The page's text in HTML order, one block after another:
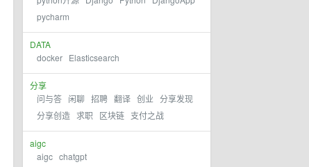
pycharm
DATA
docker Elasticsearch
分享
问与答 闲聊 招聘 翻译 创业 分享发现
分享创造 求职 区块链 支付之战
aigc
aigc chatgpt